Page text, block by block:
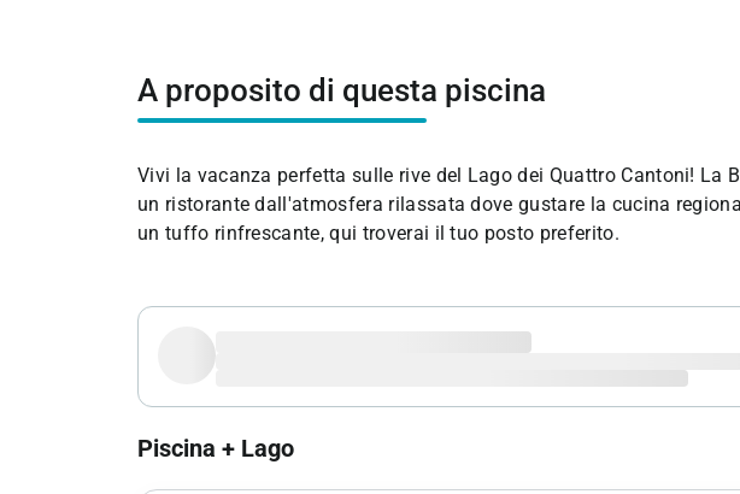
A proposito di questa piscina
Vivi la vacanza perfetta sulle rive del Lago dei Quattro Cantoni!
un ristorante dall'atmosfera rilassata dove gustare la cucina
un tuffo rinfrescante, qui troverai il tuo posto preferito.
Piscina + Lago